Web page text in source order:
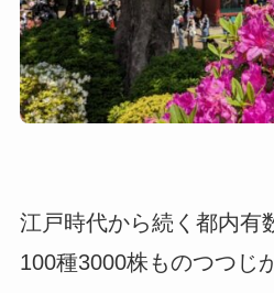
江戸時代から続く都内有
100種3000株ものつつじ